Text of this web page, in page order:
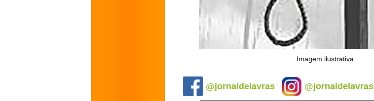
Imagem ilustrativa
@jornaldelavras @jornaldelavras